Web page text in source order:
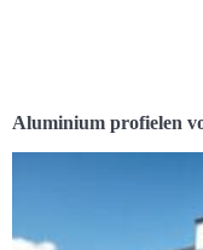
Aluminium profielen